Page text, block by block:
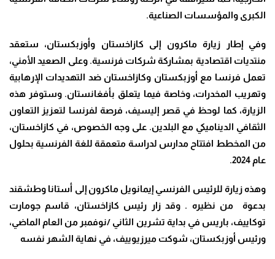
الكبرى والمؤسسات الصناعية.
وفي إطار زيارة ماكرون إلى كازاخستان وأوزبكستان، ستعقد
منتديات اقتصادية بمشاركة شركات فرنسية. وعلى الصعيد الأمني،
تعمل فرنسا مع أوزبكستان وكازاخستان ضد التهديدات الإرهابية
وتهريب المخدرات، وخاصة فيما يتعلق بأفغانستان. وستوفر هذه
الزيارة، كما لوحظ في قصر إليسيف، فرصة لفرنسا لتعزيز التعاون
الثقافي الديناميكي مع البلدين. على وجه الخصوص، في كازاخستان،
من المخطط افتتاح مدارس لدراسة متعمقة للغة الفرنسية بحلول
عام 2024.
وهذه زيارة للرئيس الفرنسي إيمانويل ماكرون إلى أستانا وطشقند
بدعوة من نظيره . وقد زار رئيس كازاخستان، قاسم جومارت
توكاييف، باريس في بداية تشرين الثاني /نوفمبر من العام الماضي،
ورئيس أوزبكستان، شوكت ميرزيوييف، في نهاية الشهر نفسه